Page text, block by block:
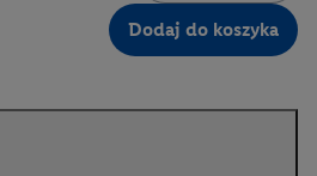
Dodaj do koszyka